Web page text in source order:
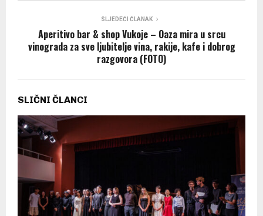
SLJEDEĆI ČLANAK
Aperitivo bar & shop Vukoje – Oaza mira u srcu
vinograda za sve ljubitelje vina, rakije, kafe i dobrog
razgovora (FOTO)
SLIČNI ČLANCI